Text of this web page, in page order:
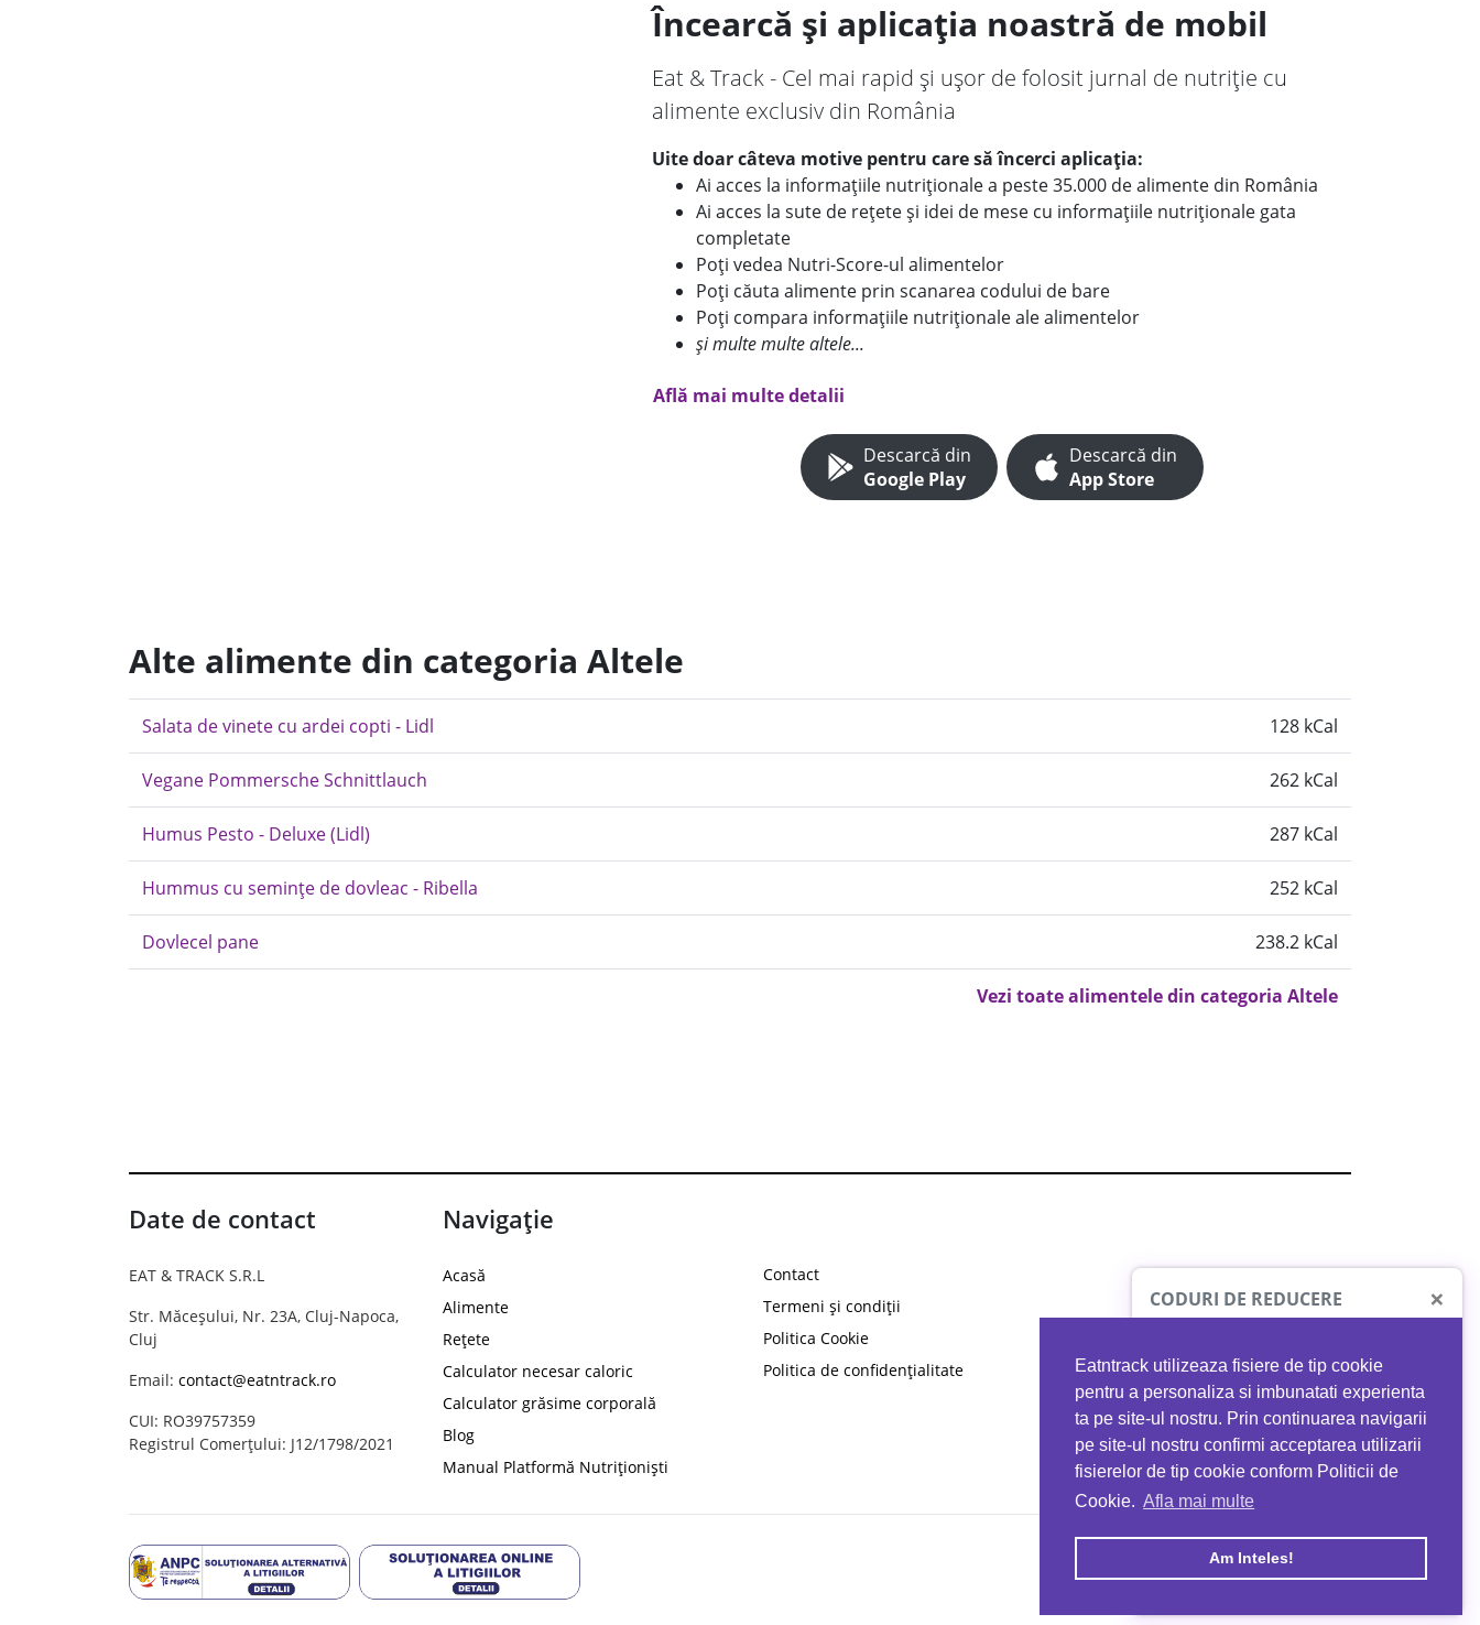
Eatntrack utilizeaza fisiere de tip cookie
pentru a personaliza si imbunatati experienta
ta pe site-ul nostru. Prin continuarea navigarii
pe site-ul nostru confirmi acceptarea utilizarii
fisierelor de tip cookie conform Politicii de
Cookie. Afla mai multe
Am Inteles!
Încearcă și aplicația noastră de mobil
Eat & Track - Cel mai rapid și ușor de folosit jurnal de nutriție cu
alimente exclusiv din România
Uite doar câteva motive pentru care să încerci aplicația:
Ai acces la informațiile nutriționale a peste 35.000 de alimente din România
Ai acces la sute de rețete și idei de mese cu informațiile nutriționale gata
completate
Poți vedea Nutri-Score-ul alimentelor
Poți căuta alimente prin scanarea codului de bare
Poți compara informațiile nutriționale ale alimentelor
și multe multe altele...
Află mai multe detalii
Descarcă din
Google Play
Descarcă din
App Store
Alte alimente din categoria Altele
Salata de vinete cu ardei copti - Lidl 128 kCal
Vegane Pommersche Schnittlauch 262 kCal
Humus Pesto - Deluxe (Lidl) 287 kCal
Hummus cu semințe de dovleac - Ribella 252 kCal
Dovlecel pane 238.2 kCal
Vezi toate alimentele din categoria Altele
Date de contact
EAT & TRACK S.R.L
Str. Măceșului, Nr. 23A, Cluj-Napoca,
Cluj
Email: contact@eatntrack.ro
CUI: RO39757359
Registrul Comerțului: J12/1798/2021
Navigație
Acasă
Alimente
Rețete
Calculator necesar caloric
Calculator grăsime corporală
Blog
Manual Platformă Nutriționiști
Contact
Termeni și condiții
Politica Cookie
Politica de confidențialitate
CODURI DE REDUCERE ×
PROTO41
reducere la orice comandă
EATNTRACK
MYPROTEIN
Ai40%reducere la orice comandă
folosind codul EATTRACK